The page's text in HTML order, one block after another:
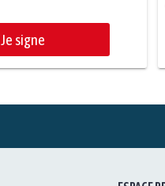
Je signe